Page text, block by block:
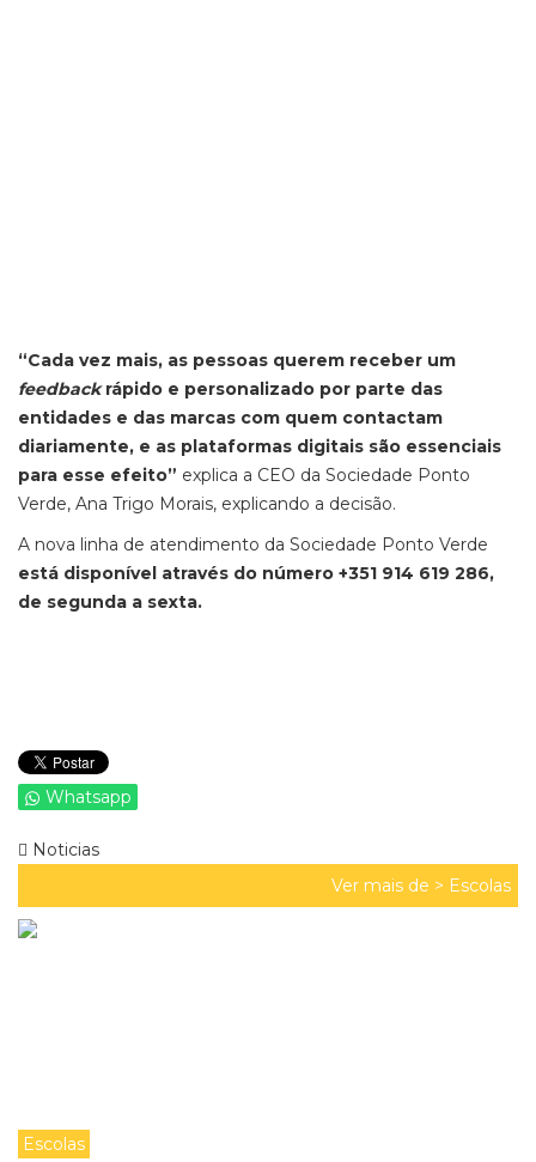
“Cada vez mais, as pessoas querem receber um
feedbackrápido e personalizado por parte das
entidades e das marcas com quem contactam
diariamente, e as plataformas digitais são essenciais
para esse efeito” explica a CEO da Sociedade Ponto
Verde, Ana Trigo Morais, explicando a decisão.
A nova linha de atendimento da Sociedade Ponto Verde
está disponível através do número +351 914 619 286,
de segunda a sexta.
Whatsapp
Noticias
Ver mais de > Escolas
Escolas